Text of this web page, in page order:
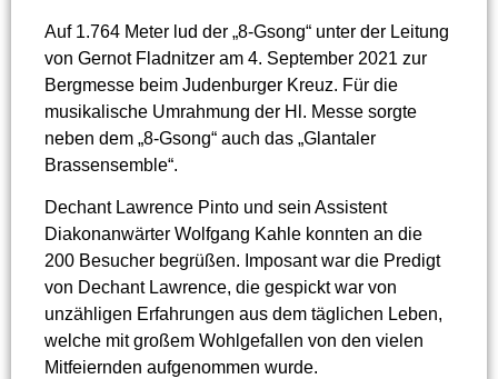
Auf 1.764 Meter lud der „8-Gsong“ unter der Leitung
von Gernot Fladnitzer am 4. September 2021 zur
Bergmesse beim Judenburger Kreuz. Für die
musikalische Umrahmung der Hl. Messe sorgte
neben dem „8-Gsong“ auch das „Glantaler
Brassensemble“.
Dechant Lawrence Pinto und sein Assistent
Diakonanwärter Wolfgang Kahle konnten an die
200 Besucher begrüßen. Imposant war die Predigt
von Dechant Lawrence, die gespickt war von
unzähligen Erfahrungen aus dem täglichen Leben,
welche mit großem Wohlgefallen von den vielen
Mitfeiernden aufgenommen wurde.